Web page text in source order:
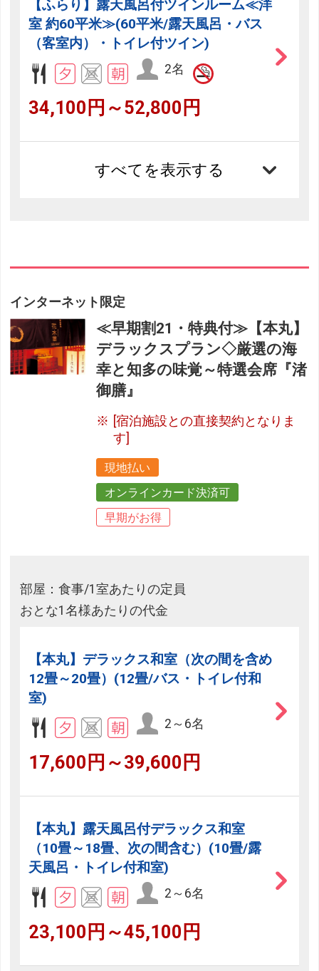
【ふらり】露天風呂付ツインルーム≪洋
室 約60平米≫(60平米/露天風呂・バス
（客室内）・トイレ付ツイン)
2名
34,100円～52,800円
すべてを表示する
インターネット限定
≪早期割21・特典付≫【本丸】
デラックスプラン◇厳選の海
幸と知多の味覚～特選会席『渚
御膳』
[宿泊施設との直接契約となりま
す]
現地払い
オンラインカード決済可
早期がお得
部屋：食事/1室あたりの定員
おとな1名様あたりの代金
【本丸】デラックス和室（次の間を含め
12畳～20畳）(12畳/バス・トイレ付和
室)
2～6名
17,600円～39,600円
【本丸】露天風呂付デラックス和室
（10畳～18畳、次の間含む）(10畳/露
天風呂・トイレ付和室)
2～6名
23,100円～45,100円